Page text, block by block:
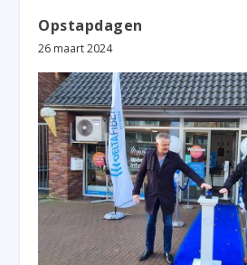
Opstapdagen
26 maart 2024